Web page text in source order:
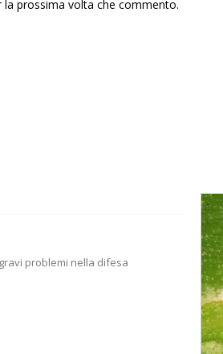
prossima volta che commento.
problemi nella difesa